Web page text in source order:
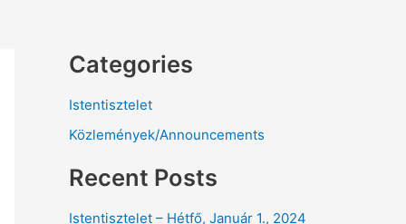
Categories
Istentisztelet
Közlemények/Announcements
Recent Posts
Istentisztelet – Hétfő, Január 1., 2024